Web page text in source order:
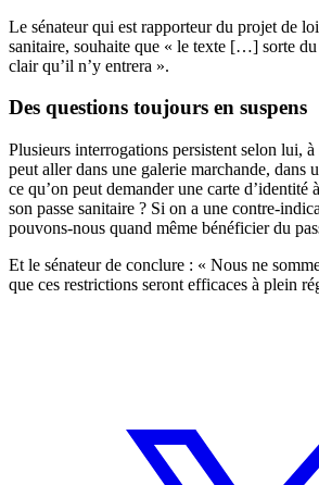
Le sénateur qui est rapporteur du projet de
sanitaire, souhaite que « le texte […] sorte
clair qu’il n’y entrera ».
Des questions toujours en suspens
Plusieurs interrogations persistent selon lui,
peut aller dans une galerie marchande, dans
ce qu’on peut demander une carte d’identité
son passe sanitaire ? Si on a une contre-
pouvons-nous quand même bénéficier du
Et le sénateur de conclure : « Nous ne
que ces restrictions seront efficaces à plein